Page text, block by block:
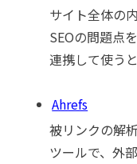
サイト全体の
SEOの問題点
連携して使う
Ahrefs
被リンクの解
ツールで、外